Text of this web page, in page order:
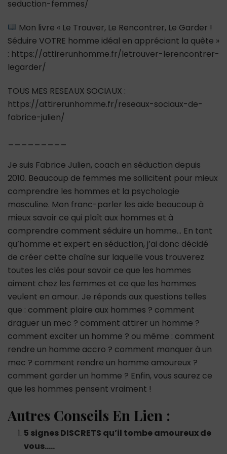
seduction-femmes/
Mon livre « Le Trouver, Le Rencontrer, Le Garder !
Séduire VOTRE homme idéal en appréciant la quête »
: https://attirerunhomme.fr/letrouver-lerencontrer-
legarder/
TOUS MES RESEAUX SOCIAUX :
https://attirerunhomme.fr/reseaux-sociaux-de-
fabrice-julien/
Je suis Fabrice Julien, coach en séduction depuis
2010. Beaucoup de femmes me sollicitent pour mieux
comprendre les hommes et la psychologie
masculine. Mon franc-parler les aide beaucoup à
mieux savoir ce qui plaît aux hommes et à
comprendre comment séduire un homme… En tant
qu’homme et expert en séduction, j’ai donc décidé
de créer cette chaîne sur laquelle vous trouverez
toutes les clés pour savoir ce que les hommes
aiment chez les femmes et ce que les hommes
veulent en amour. Je réponds aux questions telles
que : comment plaire aux hommes ? comment
draguer un mec ? comment attirer un homme ?
comment exciter un homme ? ou même : comment
rendre un homme accro ? comment manquer à un
mec ? comment rendre un homme amoureux ?
comment garder un homme ? Enfin, vous saurez ce
que les hommes pensent vraiment !
Autres Conseils En Lien :
5 signes DISCRETS qu’il tombe amoureux de
vous…..